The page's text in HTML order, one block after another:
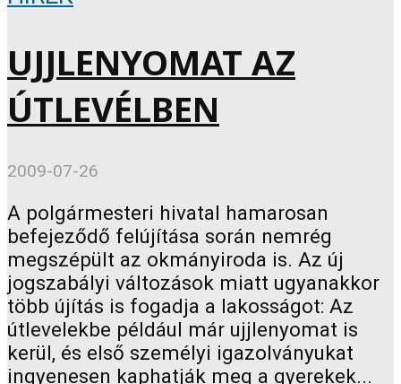
UJJLENYOMAT AZ
ÚTLEVÉLBEN
2009-07-26
A polgármesteri hivatal hamarosan
befejeződő felújítása során nemrég
megszépült az okmányiroda is. Az új
jogszabályi változások miatt ugyanakkor
több újítás is fogadja a lakosságot: Az
útlevelekbe például már ujjlenyomat is
kerül, és első személyi igazolványukat
ingyenesen kaphatják meg a gyerekek...